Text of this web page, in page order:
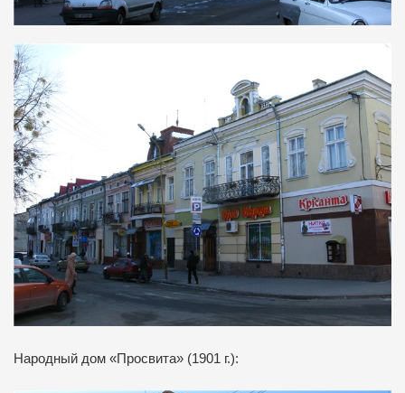
Народный дом «Просвита» (1901 г.):